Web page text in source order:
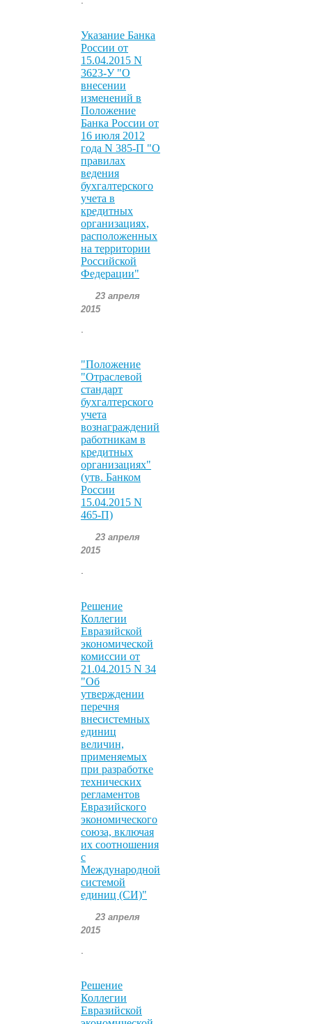
Указание Банка
России от
15.04.2015 N
3623-У "О
внесении
изменений в
Положение
Банка России от
16 июля 2012
года N 385-П "О
правилах
ведения
бухгалтерского
учета в
кредитных
организациях,
расположенных
на территории
Российской
Федерации"
23 апреля
2015
"Положение
"Отраслевой
стандарт
бухгалтерского
учета
вознаграждений
работникам в
кредитных
организациях"
(утв. Банком
России
15.04.2015 N
465-П)
23 апреля
2015
.
Решение
Коллегии
Евразийской
экономической
комиссии от
21.04.2015 N 34
"Об
утверждении
перечня
внесистемных
единиц
величин,
применяемых
при разработке
технических
регламентов
Евразийского
экономического
союза, включая
их соотношения
с
Международной
системой
единиц (СИ)"
23 апреля
2015
Решение
Коллегии
Евразийской